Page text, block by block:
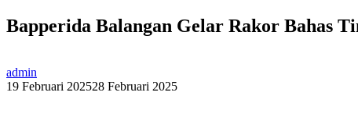
Bapperida Balangan Gelar Rakor Bahas
admin
19 Februari 202528 Februari 2025